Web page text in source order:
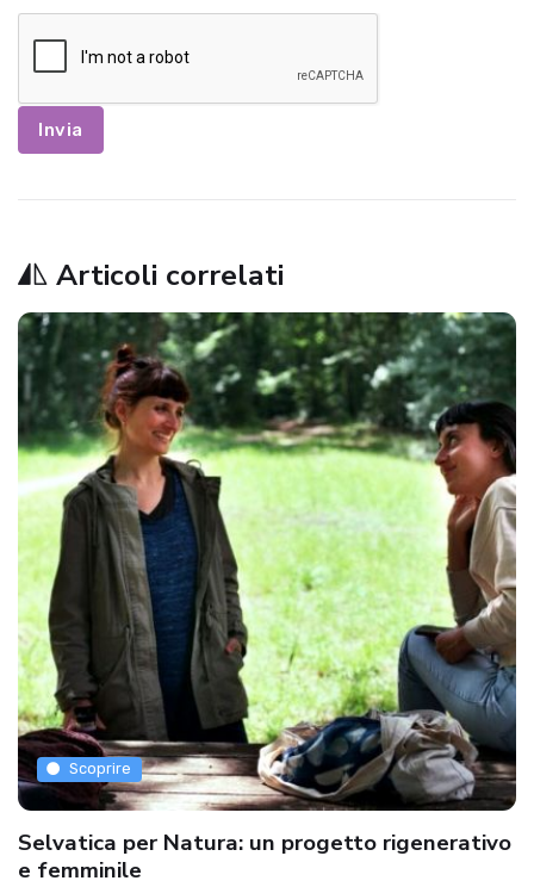
Invia
Articoli correlati
Scoprire
Selvatica per Natura: un progetto rigenerativo
e femminile